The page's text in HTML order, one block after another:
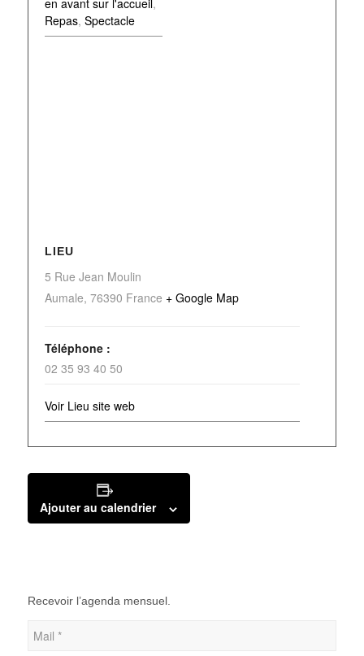
en avant sur l'accueil,
Repas, Spectacle
LIEU
5 Rue Jean Moulin
Aumale, 76390 France + Google Map
Téléphone :
02 35 93 40 50
Voir Lieu site web
Ajouter au calendrier
Recevoir l’agenda mensuel.